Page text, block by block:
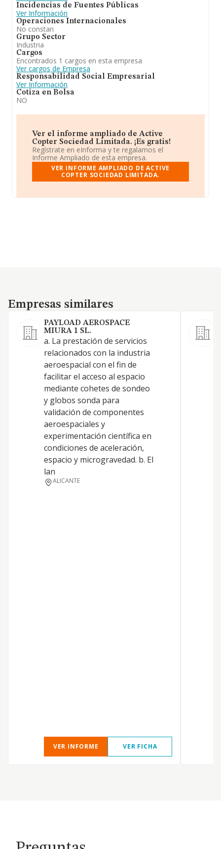
Incidencias de Fuentes Públicas
Ver Información
Operaciones Internacionales
No constan
Grupo Sector
Industria
Cargos
Encontrados 1 cargos en esta empresa
Ver cargos de Empresa
Responsabilidad Social Empresarial
Ver Información
Cotiza en Bolsa
NO
Ver el informe ampliado de Active
Copter Sociedad Limitada. ¡Es gratis!
Regístrate en eInforma y te regalamos el
Informe Ampliado de esta empresa.
VER INFORME AMPLIADO DE ACTIVE
COPTER SOCIEDAD LIMITADA.
Empresas similares
Empresas similares
PAYLOAD AEROSPACE
MIURA 1 SL.
a. La prestación de servicios
relacionados con la industria
aeroespacial con el fin de
facilitar el acceso al espacio
mediante cohetes de sondeo
y globos sonda para
validación de componentes
aeroespaciales y
experimentación científica en
condiciones de aceleración,
espacio y microgravedad. b. El
lan
ALICANTE
VER INFORME VER FICHA